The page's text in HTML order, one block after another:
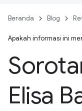
Beranda Blog
Apakah informasi ini
Elisa